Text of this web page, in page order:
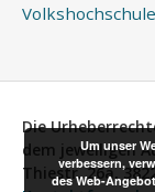
Volkshochschule
Die
dem jeweiligen
Thiestr. 26a,
Um unser
verbessern,
des Web-